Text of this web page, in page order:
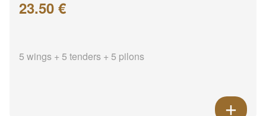
23.50 €
5 wings + 5 tenders + 5 pilons